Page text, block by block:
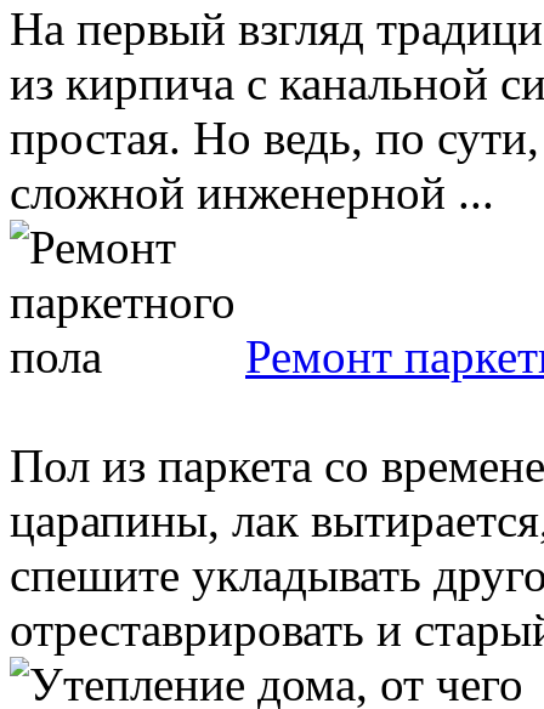
На первый взгляд
из кирпича с канальной
простая. Но ведь, по
сложной инженерной ...
Ремонт
Пол из паркета со
царапины, лак
спешите укладывать
отреставрировать и